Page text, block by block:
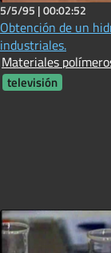
5/5/95 |00:02:52
Obtención de un
industriales.
Materiales
televisión